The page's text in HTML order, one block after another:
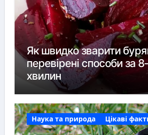
Як швидко зварити
перевірені способи за
хвилин
Наука та природа Цікаві